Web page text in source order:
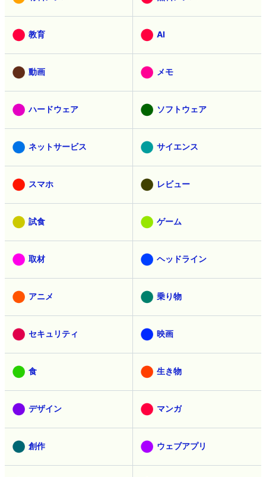
教育 AI
動画 メモ
ハードウェア ソフトウェア
ネットサービス サイエンス
スマホ レビュー
試食 ゲーム
取材 ヘッドライン
アニメ 乗り物
セキュリティ 映画
食 生き物
デザイン マンガ
創作 ウェブアプリ